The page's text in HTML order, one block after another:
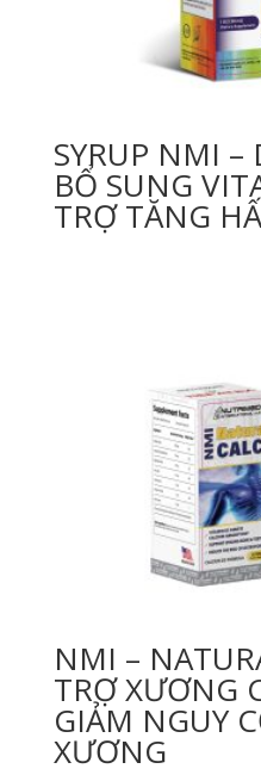
SYRUP NMI –
BỔ SUNG
TRỢ TĂNG
NMI –
TRỢ XƯƠNG
GIẢM NGUY
XƯƠNG